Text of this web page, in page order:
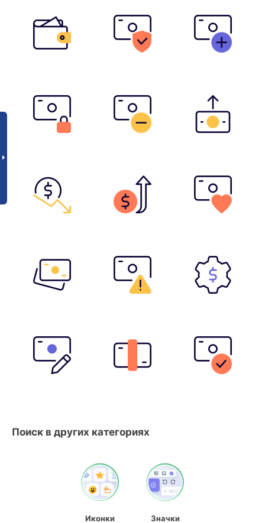
Поиск в других категориях
Иконки
Значки